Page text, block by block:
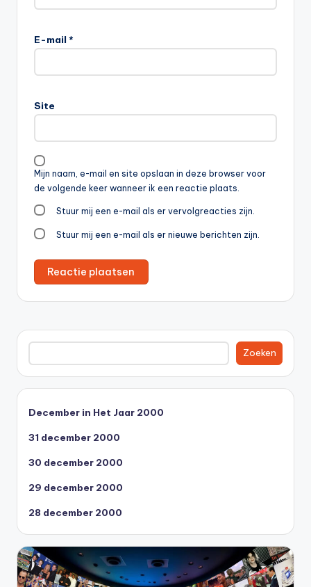
E-mail *
Site
Mijn naam, e-mail en site opslaan in deze browser voor
de volgende keer wanneer ik een reactie plaats.
Stuur mij een e-mail als er vervolgreacties zijn.
Stuur mij een e-mail als er nieuwe berichten zijn.
Zoeken
Zoeken
December in Het Jaar 2000
31 december 2000
30 december 2000
29 december 2000
28 december 2000